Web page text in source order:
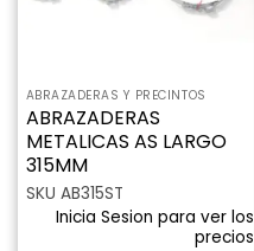
ABRAZADERAS Y PRECINTOS
ABRAZADERAS
METALICAS AS LARGO
315MM
SKU AB315ST
Inicia Sesion para ver los
precios